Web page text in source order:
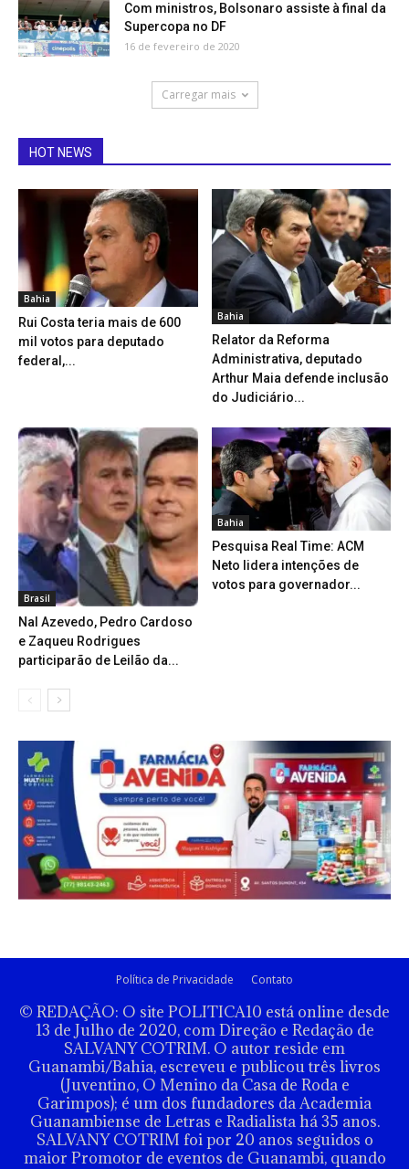
Com ministros, Bolsonaro assiste à final da
Supercopa no DF
16 de fevereiro de 2020
Carregar mais
HOT NEWS
Bahia
Rui Costa teria mais de 600
mil votos para deputado
federal,...
Bahia
Relator da Reforma
Administrativa, deputado
Arthur Maia defende inclusão
do Judiciário...
Brasil
Nal Azevedo, Pedro Cardoso
e Zaqueu Rodrigues
participarão de Leilão da...
Bahia
Pesquisa Real Time: ACM
Neto lidera intenções de
votos para governador...
Política de Privacidade Contato
© REDAÇÃO: O site POLITICA10 está online desde
13 de Julho de 2020, com Direção e Redação de
SALVANY COTRIM. O autor reside em
Guanambi/Bahia, escreveu e publicou três livros
(Juventino, O Menino da Casa de Roda e
Garimpos); é um dos fundadores da Academia
Guanambiense de Letras e Radialista há 35 anos.
SALVANY COTRIM foi por 20 anos seguidos o
maior Promotor de eventos de Guanambi, quando